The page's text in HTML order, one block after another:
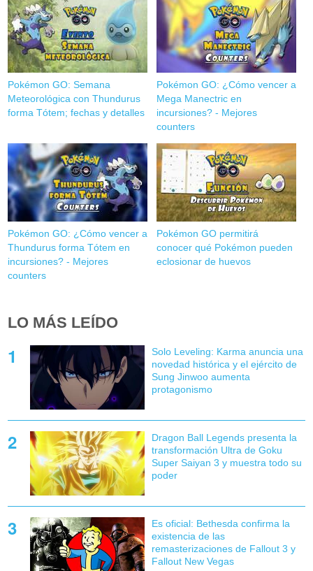
Pokémon GO: Semana
Meteorológica con Thundurus
forma Tótem; fechas y detalles
Pokémon GO: ¿Cómo vencer a
Mega Manectric en
incursiones? - Mejores
counters
Pokémon GO: ¿Cómo vencer a
Thundurus forma Tótem en
incursiones? - Mejores
counters
Pokémon GO permitirá
conocer qué Pokémon pueden
eclosionar de huevos
LO MÁS LEÍDO
Solo Leveling: Karma anuncia una
novedad histórica y el ejército de
Sung Jinwoo aumenta
protagonismo
Dragon Ball Legends presenta la
transformación Ultra de Goku
Super Saiyan 3 y muestra todo su
poder
Es oficial: Bethesda confirma la
existencia de las
remasterizaciones de Fallout 3 y
Fallout New Vegas